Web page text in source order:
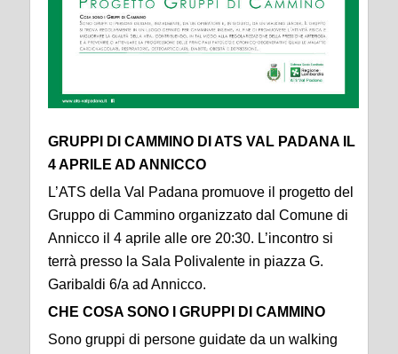
GRUPPI DI CAMMINO DI ATS VAL PADANA IL
4 APRILE AD ANNICCO
L’ATS della Val Padana promuove il progetto del
Gruppo di Cammino organizzato dal Comune di
Annicco il 4 aprile alle ore 20:30. L’incontro si
terrà presso la Sala Polivalente in piazza G.
Garibaldi 6/a ad Annicco.
CHE COSA SONO I GRUPPI DI CAMMINO
Sono gruppi di persone guidate da un walking